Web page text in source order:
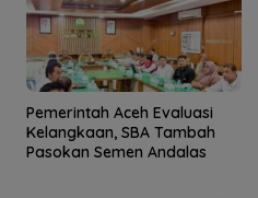
Pemerintah Aceh Evaluasi
Kelangkaan, SBA Tambah
Pasokan Semen Andalas